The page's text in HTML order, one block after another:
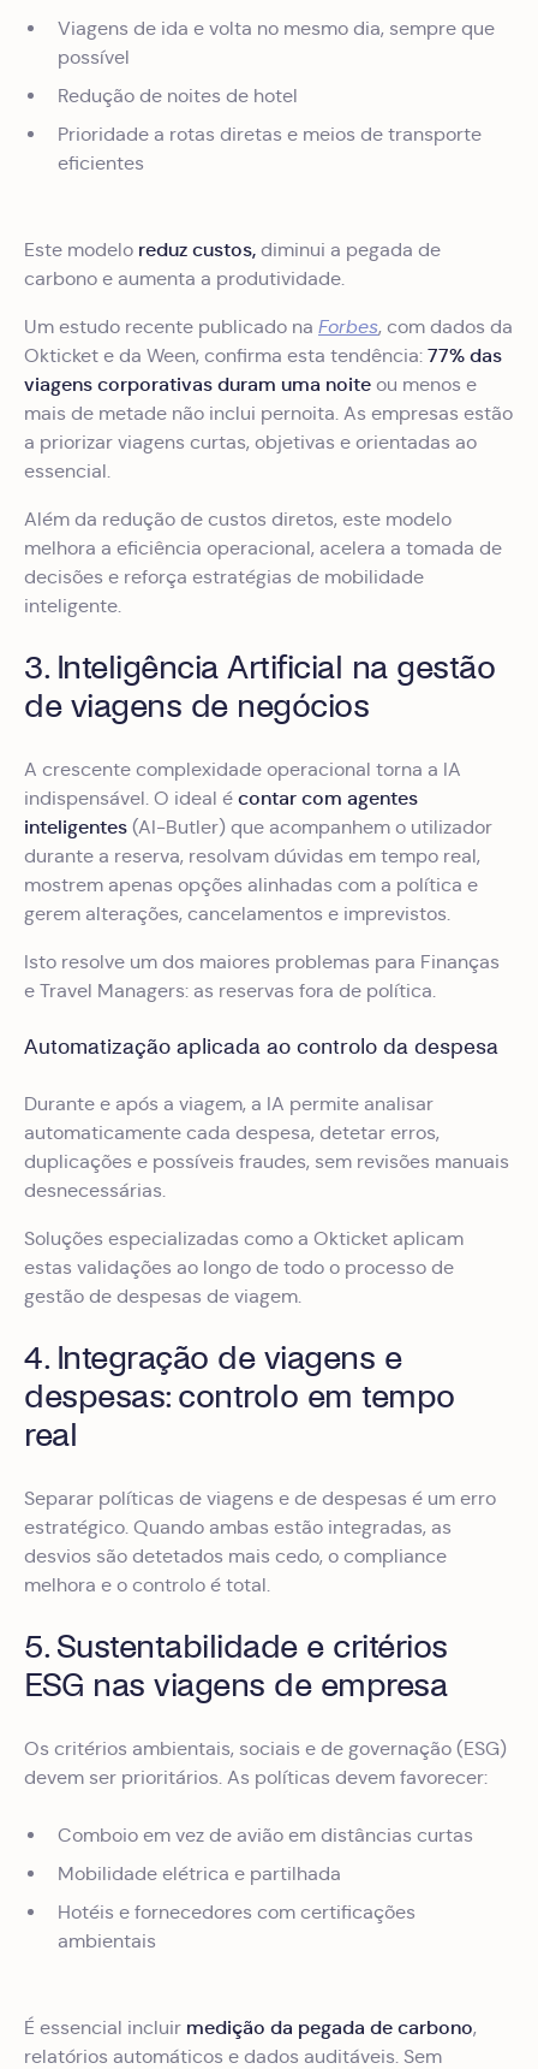
Viagens de ida e volta no mesmo dia, sempre que
possível
Redução de noites de hotel
Prioridade a rotas diretas e meios de transporte
eficientes
Este modelo reduz custos, diminui a pegada de
carbono e aumenta a produtividade.
Um estudo recente publicado na Forbes, com dados da
Okticket e da Ween, confirma esta tendência: 77% das
viagens corporativas duram uma noite ou menos e
mais de metade não inclui pernoita. As empresas estão
a priorizar viagens curtas, objetivas e orientadas ao
essencial.
Além da redução de custos diretos, este modelo
melhora a eficiência operacional, acelera a tomada de
decisões e reforça estratégias de mobilidade
inteligente.
3. Inteligência Artificial na gestão
de viagens de negócios
A crescente complexidade operacional torna a IA
indispensável. O ideal é contar com agentes
inteligentes (AI-Butler) que acompanhem o utilizador
durante a reserva, resolvam dúvidas em tempo real,
mostrem apenas opções alinhadas com a política e
gerem alterações, cancelamentos e imprevistos.
Isto resolve um dos maiores problemas para Finanças
e Travel Managers: as reservas fora de política.
Automatização aplicada ao controlo da despesa
Durante e após a viagem, a IA permite analisar
automaticamente cada despesa, detetar erros,
duplicações e possíveis fraudes, sem revisões manuais
desnecessárias.
Soluções especializadas como a Okticket aplicam
estas validações ao longo de todo o processo de
gestão de despesas de viagem.
4. Integração de viagens e
despesas: controlo em tempo
real
Separar políticas de viagens e de despesas é um erro
estratégico. Quando ambas estão integradas, as
desvios são detetados mais cedo, o compliance
melhora e o controlo é total.
5. Sustentabilidade e critérios
ESG nas viagens de empresa
Os critérios ambientais, sociais e de governação (ESG)
devem ser prioritários. As políticas devem favorecer:
Comboio em vez de avião em distâncias curtas
Mobilidade elétrica e partilhada
Hotéis e fornecedores com certificações
ambientais
É essencial incluir medição da pegada de carbono,
relatórios automáticos e dados auditáveis. Sem